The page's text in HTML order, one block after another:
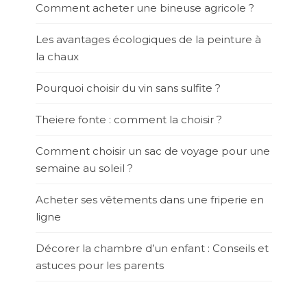
Comment acheter une bineuse agricole ?
Les avantages écologiques de la peinture à
la chaux
Pourquoi choisir du vin sans sulfite ?
Theiere fonte : comment la choisir ?
Comment choisir un sac de voyage pour une
semaine au soleil ?
Acheter ses vêtements dans une friperie en
ligne
Décorer la chambre d’un enfant : Conseils et
astuces pour les parents